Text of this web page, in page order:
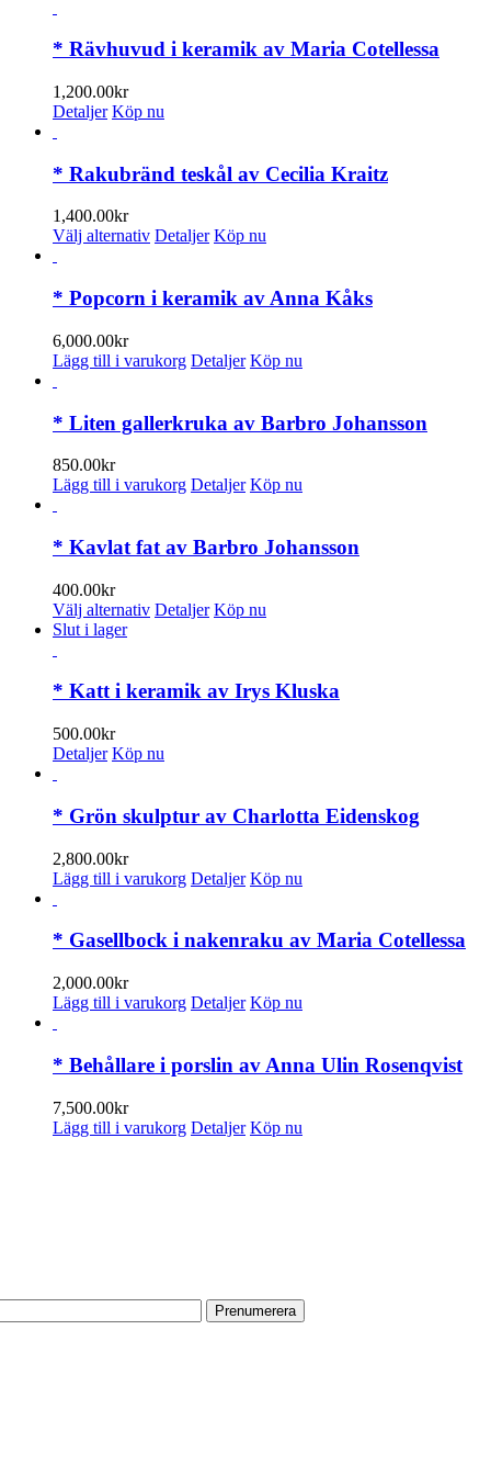
* Rävhuvud i keramik av Maria Cotellessa
1,200.00kr
Detaljer Köp nu
* Rakubränd teskål av Cecilia Kraitz
1,400.00kr
Välj alternativ Den
har
flera
De
olika
kan
väljas
Detaljer Köp nu
* Popcorn i keramik av Anna Kåks
6,000.00kr
Lägg till i varukorg Detaljer Köp nu
* Liten gallerkruka av Barbro Johansson
850.00kr
Lägg till i varukorg Detaljer Köp nu
* Kavlat fat av Barbro Johansson
400.00kr
Välj alternativ Den
flera
olika
alternativen
väljas
på
Detaljer Köp nu
Slut i lager
* Katt i keramik av Irys Kluska
500.00kr
Detaljer Köp nu
* Grön skulptur av Charlotta Eidenskog
2,800.00kr
Lägg till i varukorg Detaljer Köp nu
* Gasellbock i nakenraku av Maria Cotellessa
2,000.00kr
Lägg till i varukorg Detaljer Köp nu
* Behållare i porslin av Anna Ulin Rosenqvist
7,500.00kr
Lägg till i varukorg Detaljer Köp nu